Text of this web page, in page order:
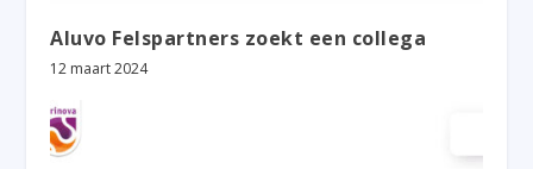
Aluvo Felspartners zoekt een collega
12 maart 2024